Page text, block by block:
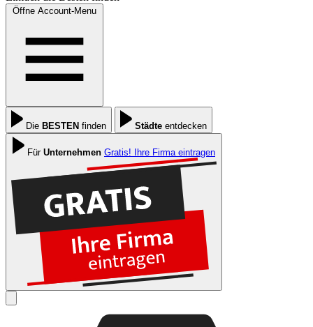
Öffne Account-Menu
Die BESTEN finden Städte entdecken
Für Unternehmen Gratis! Ihre Firma eintragen